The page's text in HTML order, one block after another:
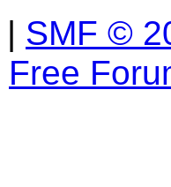
| SMF ©
Free